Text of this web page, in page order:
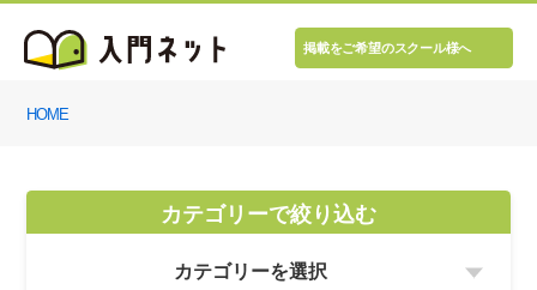
掲載をご希望のスクール様へ
HOME
カテゴリーで絞り込む